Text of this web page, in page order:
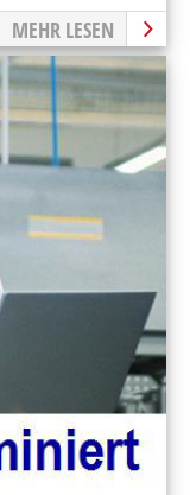
MEHR LESEN